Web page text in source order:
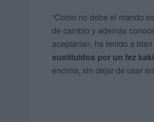
“Como no debe el mando
de cambio y además
aceptarían, ha tenido a
sustituidos por un fez kaki
encima, sin dejar de usar